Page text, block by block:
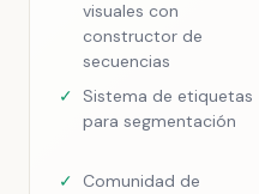
visuales con
constructor de
secuencias
✓
Sistema de etiquetas
para segmentación
✓
Comunidad de